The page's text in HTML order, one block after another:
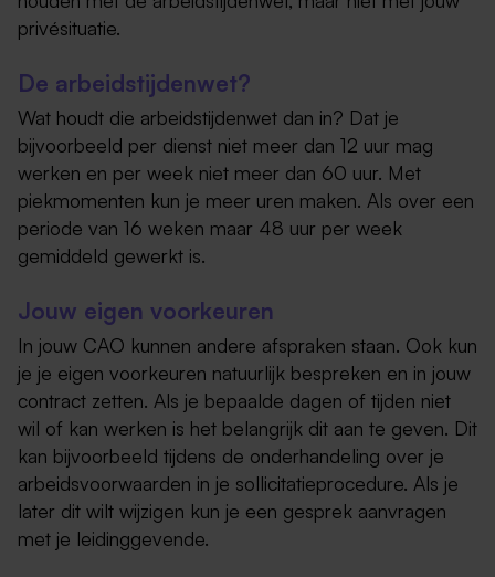
privésituatie.
De arbeidstijdenwet?
Wat houdt die arbeidstijdenwet dan in? Dat je
bijvoorbeeld per dienst niet meer dan 12 uur mag
werken en per week niet meer dan 60 uur. Met
piekmomenten kun je meer uren maken. Als over een
periode van 16 weken maar 48 uur per week
gemiddeld gewerkt is.
Jouw eigen voorkeuren
In jouw CAO kunnen andere afspraken staan. Ook kun
je je eigen voorkeuren natuurlijk bespreken en in jouw
contract zetten. Als je bepaalde dagen of tijden niet
wil of kan werken is het belangrijk dit aan te geven. Dit
kan bijvoorbeeld tijdens de onderhandeling over je
arbeidsvoorwaarden in je sollicitatieprocedure. Als je
later dit wilt wijzigen kun je een gesprek aanvragen
met je leidinggevende.